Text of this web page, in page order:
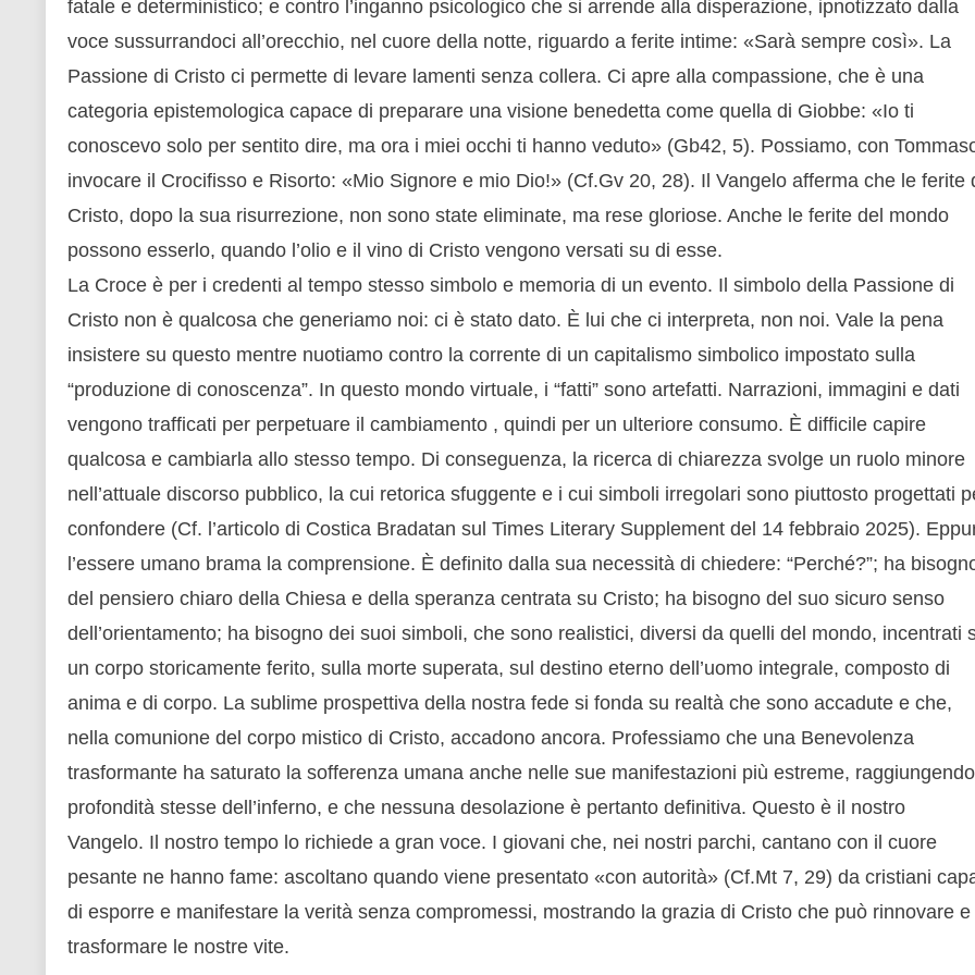
fatale e deterministico; e contro l’inganno psicologico che si arrende alla disperazione, ipnotizzato dalla
voce sussurrandoci all’orecchio, nel cuore della notte, riguardo a ferite intime: «Sarà sempre così». La
Passione di Cristo ci permette di levare lamenti senza collera. Ci apre alla compassione, che è una
categoria epistemologica capace di preparare una visione benedetta come quella di Giobbe: «Io ti
conoscevo solo per sentito dire, ma ora i miei occhi ti hanno veduto» (Gb42, 5). Possiamo, con
invocare il Crocifisso e Risorto: «Mio Signore e mio Dio!» (Cf.Gv 20, 28). Il Vangelo afferma che le ferite
Cristo, dopo la sua risurrezione, non sono state eliminate, ma rese gloriose. Anche le ferite del mondo
possono esserlo, quando l’olio e il vino di Cristo vengono versati su di esse.
La Croce è per i credenti al tempo stesso simbolo e memoria di un evento. Il simbolo della Passione di
Cristo non è qualcosa che generiamo noi: ci è stato dato. È lui che ci interpreta, non noi. Vale la pena
insistere su questo mentre nuotiamo contro la corrente di un capitalismo simbolico impostato sulla
“produzione di conoscenza”. In questo mondo virtuale, i “fatti” sono artefatti. Narrazioni, immagini e dati
vengono trafficati per perpetuare il cambiamento , quindi per un ulteriore consumo. È difficile capire
qualcosa e cambiarla allo stesso tempo. Di conseguenza, la ricerca di chiarezza svolge un ruolo minore
nell’attuale discorso pubblico, la cui retorica sfuggente e i cui simboli irregolari sono piuttosto progettati
confondere (Cf. l’articolo di Costica Bradatan sul Times Literary Supplement del 14 febbraio 2025).
l’essere umano brama la comprensione. È definito dalla sua necessità di chiedere: “Perché?”; ha
del pensiero chiaro della Chiesa e della speranza centrata su Cristo; ha bisogno del suo sicuro senso
dell’orientamento; ha bisogno dei suoi simboli, che sono realistici, diversi da quelli del mondo, incentrati
un corpo storicamente ferito, sulla morte superata, sul destino eterno dell’uomo integrale, composto di
anima e di corpo. La sublime prospettiva della nostra fede si fonda su realtà che sono accadute e che,
nella comunione del corpo mistico di Cristo, accadono ancora. Professiamo che una Benevolenza
trasformante ha saturato la sofferenza umana anche nelle sue manifestazioni più estreme,
profondità stesse dell’inferno, e che nessuna desolazione è pertanto definitiva. Questo è il nostro
Vangelo. Il nostro tempo lo richiede a gran voce. I giovani che, nei nostri parchi, cantano con il cuore
pesante ne hanno fame: ascoltano quando viene presentato «con autorità» (Cf.Mt 7, 29) da cristiani
di esporre e manifestare la verità senza compromessi, mostrando la grazia di Cristo che può rinnovare e
trasformare le nostre vite.